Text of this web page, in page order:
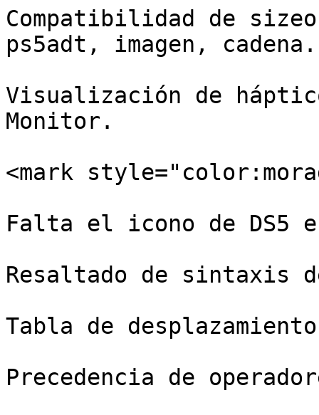
Compatibilidad de
ps5adt, imagen, cadena.
Visualización de
Monitor.
<mark
Falta el icono de DS5
Resaltado de sintaxis
Tabla de
Precedencia de